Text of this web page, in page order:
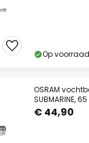
Op voorraad
OSRAM
SUBMARINE,
IP65
€ 44,90